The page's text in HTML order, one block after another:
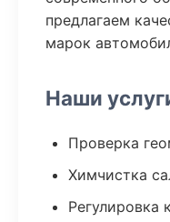
предлагаем
марок
Наши
Проверка
Химчистка
Регулировка